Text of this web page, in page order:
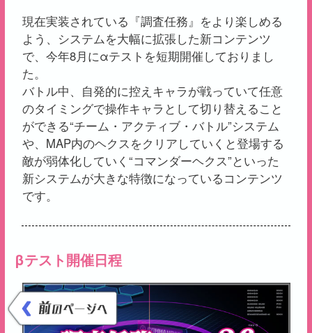
現在実装されている『調査任務』をより楽しめる
よう、システムを大幅に拡張した新コンテンツ
で、今年8月にαテストを短期開催しておりまし
た。
バトル中、自発的に控えキャラが戦っていて任意
のタイミングで操作キャラとして切り替えること
ができる“チーム・アクティブ・バトル”システム
や、MAP内のヘクスをクリアしていくと登場する
敵が弱体化していく“コマンダーヘクス”といった
新システムが大きな特徴になっているコンテンツ
です。
βテスト開催日程